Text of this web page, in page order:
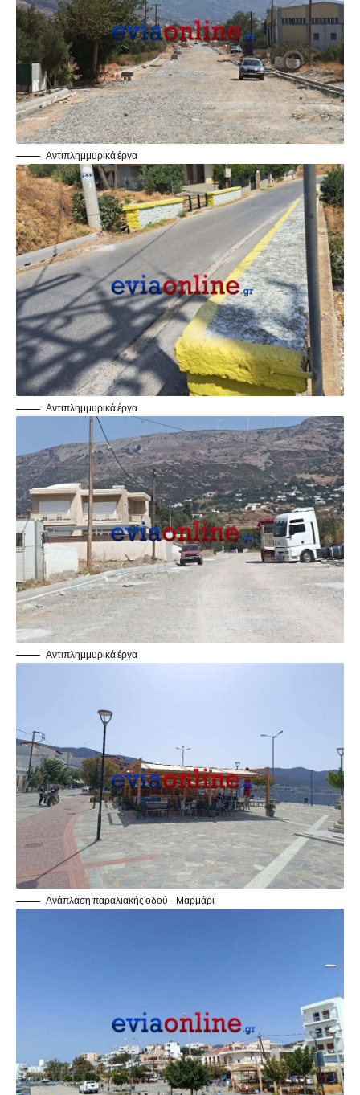
Αντιπλημμυρικά έργα
Αντιπλημμυρικά έργα
Αντιπλημμυρικά έργα
Ανάπλαση παραλιακής οδού – Μαρμάρι